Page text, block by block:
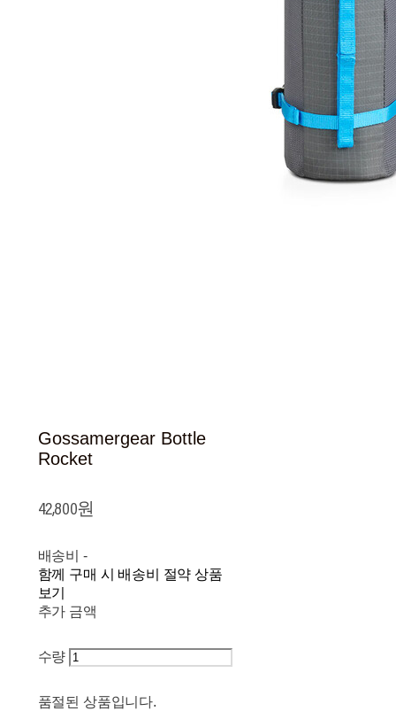
Gossamergear Bottle
Rocket
42,800원
배송비 -
함께 구매 시 배송비 절약 상품
보기
추가 금액
수량
품절된 상품입니다.